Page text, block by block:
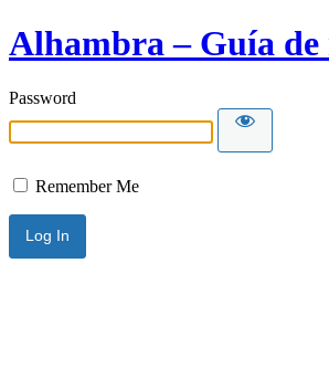
Alhambra – Guía de
Password
Remember Me